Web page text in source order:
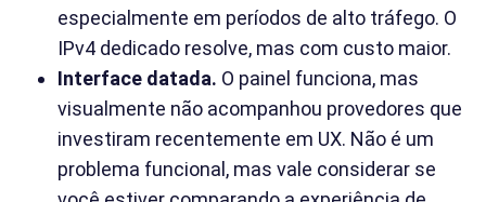
especialmente em períodos de alto tráfego. O
IPv4 dedicado resolve, mas com custo maior.
Interface datada. O painel funciona, mas
visualmente não acompanhou provedores que
investiram recentemente em UX. Não é um
problema funcional, mas vale considerar se